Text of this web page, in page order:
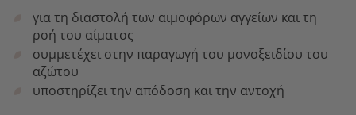
για τη διαστολή των αιμοφόρων αγγείων και τη
ροή του αίματος
συμμετέχει στην παραγωγή του μονοξειδίου του
αζώτου
υποστηρίζει την απόδοση και την αντοχή